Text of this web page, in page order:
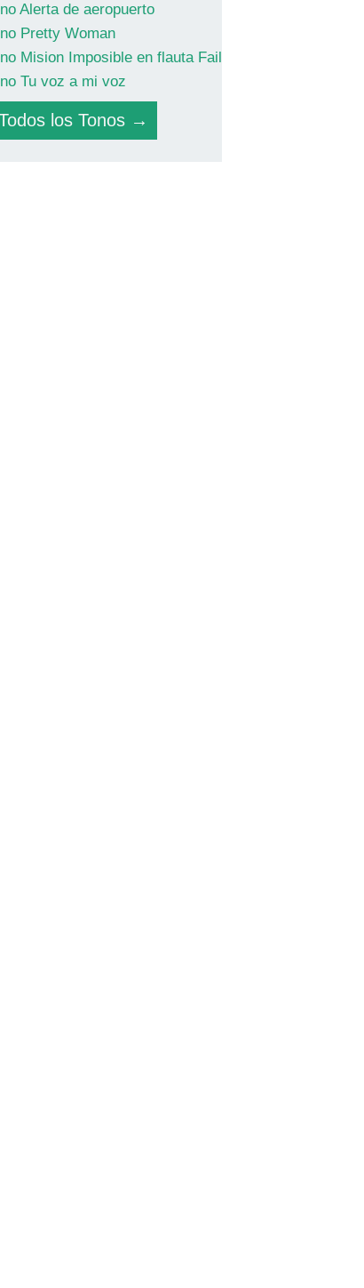
Alerta de aeropuerto
Pretty Woman
Mision Imposible en flauta Fail
Tu voz a mi voz
los Tonos →